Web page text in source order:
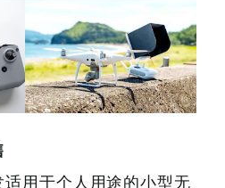
用于个人用途的小型无